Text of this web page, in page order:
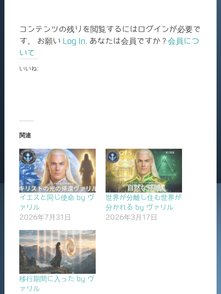
コンテンツの残りを閲覧するにはログインが必要で
す。 お願い Log In . あなたは会員ですか ? 会員につ
いて
いいね:
関連
イエスと同じ使命 by ヴ
ァリル
2026年7月31日
世界が分離し住む世界が
分かれる by ヴァリル
2026年3月17日
移行期間に入った by ヴ
ァリル